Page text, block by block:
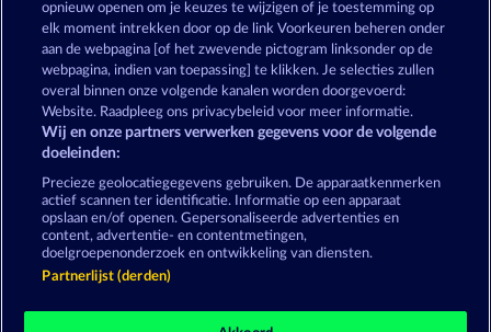
The Land of Heroes
Algemene voorwaarden Privacyverklaring
Colofon Bedrijf FAQ Facebook
Terugbetalingsverzoek indienen
Sociale casino games zijn enkel bedoeld voor
opnieuw openen om je keuzes te wijzigen of je toestemming op
elk moment intrekken door op de link Voorkeuren beheren onder
aan de webpagina [of het zwevende pictogram linksonder op de
webpagina, indien van toepassing] te klikken. Je selecties zullen
overal binnen onze volgende kanalen worden doorgevoerd:
Website. Raadpleeg ons privacybeleid voor meer informatie.
Wij en onze partners verwerken gegevens voor de volgende
doeleinden:
Precieze geolocatiegegevens gebruiken. De apparaatkenmerken
actief scannen ter identificatie. Informatie op een apparaat
opslaan en/of openen. Gepersonaliseerde advertenties en
content, advertentie- en contentmetingen,
doelgroepenonderzoek en ontwikkeling van diensten.
Partnerlijst (derden)